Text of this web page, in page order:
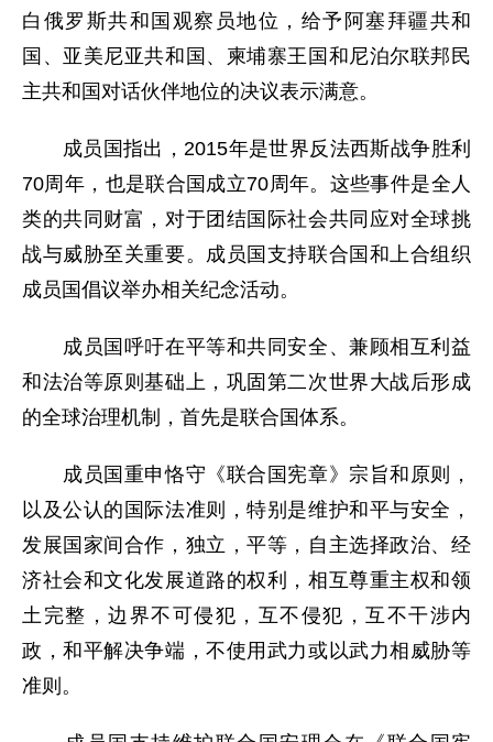
白俄罗斯共和国观察员地位，给予阿塞拜疆共和
国、亚美尼亚共和国、柬埔寨王国和尼泊尔联邦民
主共和国对话伙伴地位的决议表示满意。
成员国指出，2015年是世界反法西斯战争胜利
70周年，也是联合国成立70周年。这些事件是全人
类的共同财富，对于团结国际社会共同应对全球挑
战与威胁至关重要。成员国支持联合国和上合组织
成员国倡议举办相关纪念活动。
成员国呼吁在平等和共同安全、兼顾相互利益
和法治等原则基础上，巩固第二次世界大战后形成
的全球治理机制，首先是联合国体系。
成员国重申恪守《联合国宪章》宗旨和原则，
以及公认的国际法准则，特别是维护和平与安全，
发展国家间合作，独立，平等，自主选择政治、经
济社会和文化发展道路的权利，相互尊重主权和领
土完整，边界不可侵犯，互不侵犯，互不干涉内
政，和平解决争端，不使用武力或以武力相威胁等
准则。